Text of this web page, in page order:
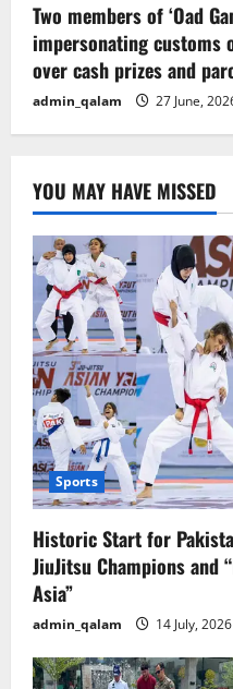
Two members of ‘Oad
impersonating customs
over cash prizes and
admin_qalam 27 June,
YOU MAY HAVE MISSED
Sports
Historic Start for
JiuJitsu Champions and
Asia”
admin_qalam 14 July, 2026